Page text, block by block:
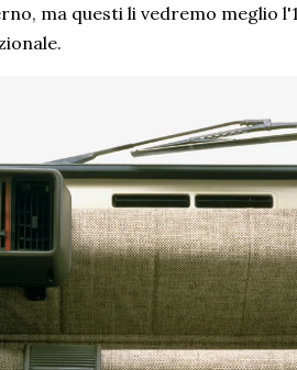
ma questi li vedremo meglio